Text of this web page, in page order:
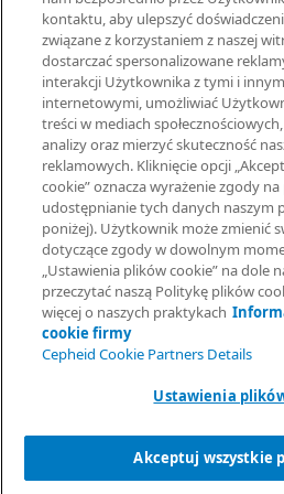
UMOWY
Umowa o
Społeczności
Information Security
© 2026 Cepheid. Cepheid®, logo
I-CORE® to znaki towarowe spółki
USA i w innych
kontaktu, aby ulepszyć
związane z korzystaniem z naszej
dostarczać spersonalizowane
interakcji Użytkownika z tymi i
internetowymi, umożliwiać
treści w mediach
analizy oraz mierzyć skuteczność
reklamowych. Kliknięcie opcji
cookie” oznacza wyrażenie zgody
udostępnianie tych danych naszym
poniżej). Użytkownik może zmienić
dotyczące zgody w dowolnym
„Ustawienia plików cookie” na dole
przeczytać naszą Politykę plików
więcej o naszych praktykach
cookie firmy
Cepheid Cookie Partners Details
Ustawienia
Akceptuj wszystkie